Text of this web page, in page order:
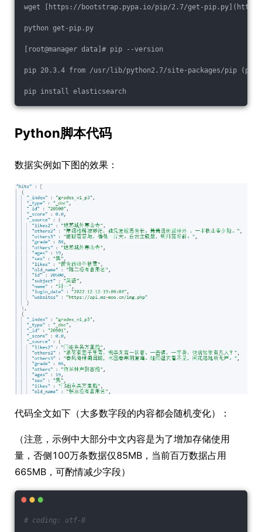
wget [https://bootstrap.pypa.io/pip/2.7/get-
python get-pip.py
[root@manager data]# pip --version
pip 20.3.4 from /usr/lib/python2.7/site-packages/pip
pip install elasticsearch
Python脚本代码
数据实例如下图的效果：
代码全文如下（大多数字段的内容都会随机变化）：
（注意，示例中大部分中文内容是为了增加存储使用
量，否侧100万条数据仅85MB，当前百万数据占用
665MB，可酌情减少字段）
# coding: utf-8